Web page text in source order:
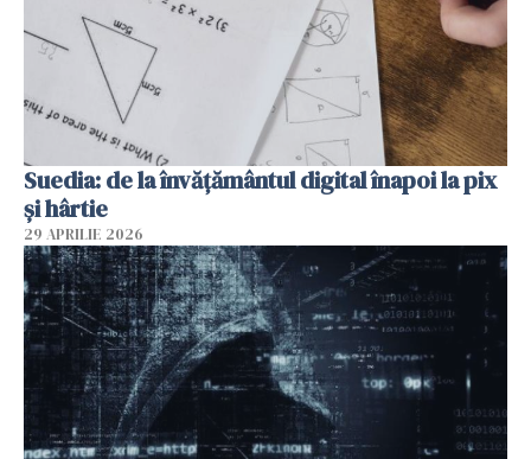
Suedia: de la învățământul digital înapoi la pix
și hârtie
29 APRILIE 2026